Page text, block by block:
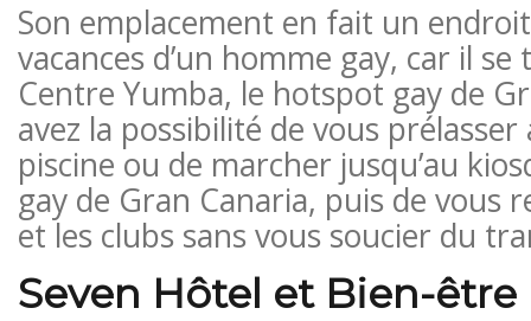
Son emplacement en fait un
vacances d’un homme gay, car il
Centre Yumba, le hotspot gay de
avez la possibilité de vous
piscine ou de marcher jusqu’au
gay de Gran Canaria, puis de vous
et les clubs sans vous soucier du
Seven Hôtel et Bien-être